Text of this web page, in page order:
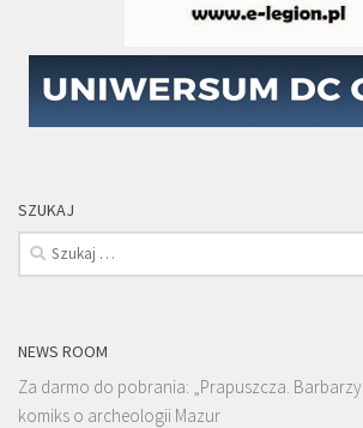
SZUKAJ
Szukaj:
NEWS ROOM
Za darmo do pobrania: „Prapuszcza.
komiks o archeologii Mazur